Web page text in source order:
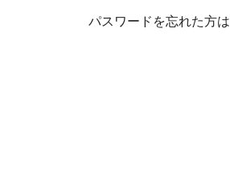
パスワードを忘れた方は